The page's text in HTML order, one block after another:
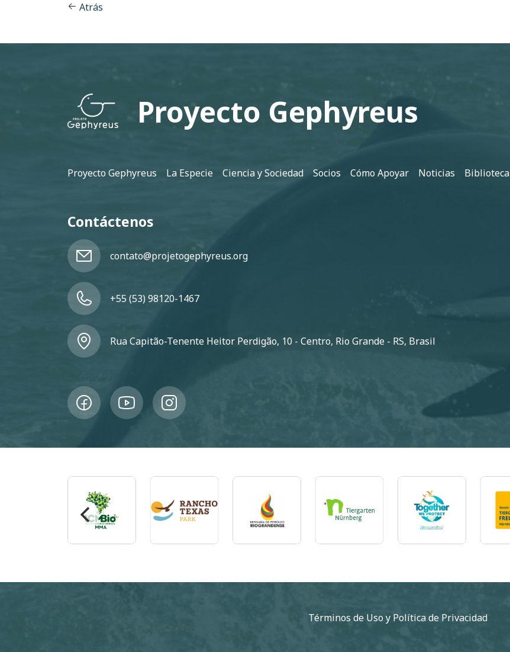
Atrás
Proyecto Gephyreus
Pie de página
Proyecto Gephyreus La Especie Ciencia y Sociedad Socios Cómo Apoyar Noticias Biblioteca
Contáctenos
contato@projetogephyreus.org
+55 (53) 98120-1467
Rua Capitão-Tenente Heitor Perdigão, 10 - Centro, Rio Grande - RS, Brasil
Imagem Imagem Imagem Imagem Imagem
Términos de Uso y Política de Privacidad